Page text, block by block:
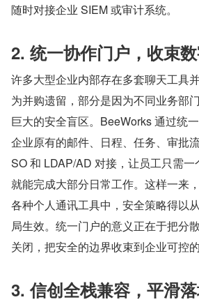
随时对接企业 SIEM 或审计系统。
2. 统一协作门户，收束
许多大型企业内部存在多套聊天工具
为并购遗留，部分是因为不同业务部
巨大的安全盲区。BeeWorks 通过统
企业原有的邮件、日程、任务、审批
SO 和 LDAP/AD 对接，让员工只需一
就能完成大部分日常工作。这样一来
各种个人通讯工具中，安全策略得以
局生效。统一门户的意义正在于把分
关闭，把安全的边界收束到企业可控的
3. 信创全栈兼容，平滑